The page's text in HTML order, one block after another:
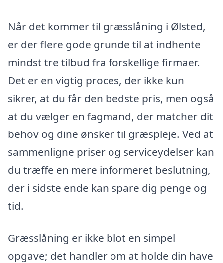
Når det kommer til græsslåning i Ølsted,
er der flere gode grunde til at indhente
mindst tre tilbud fra forskellige firmaer.
Det er en vigtig proces, der ikke kun
sikrer, at du får den bedste pris, men også
at du vælger en fagmand, der matcher dit
behov og dine ønsker til græspleje. Ved at
sammenligne priser og serviceydelser kan
du træffe en mere informeret beslutning,
der i sidste ende kan spare dig penge og
tid.
Græsslåning er ikke blot en simpel
opgave; det handler om at holde din have